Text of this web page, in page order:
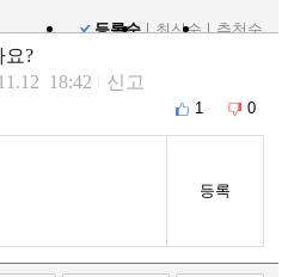
등록순
최신순 추천순
요?
18:42 신고
1 0
등록